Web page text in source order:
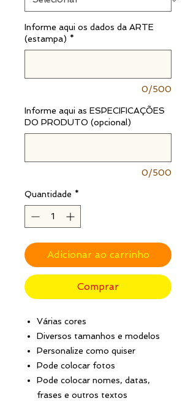
Informe aqui os dados da ARTE
(estampa) *
0/500
Informe aqui as ESPECIFICAÇÕES
DO PRODUTO (opcional)
0/500
Quantidade *
Adicionar ao carrinho
Comprar
Várias cores
Diversos tamanhos e modelos
Personalize como quiser
Pode colocar fotos
Pode colocar nomes, datas,
frases e outros textos